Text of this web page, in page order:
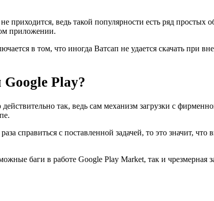
ведь такой популярности есть ряд простых
приложении.
в том, что иногда Ватсап не удается скачать при
Play?
так, ведь сам механизм загрузки с
справиться с поставленной задачей, то это значит,
баги в работе Google Play Market, так и чрезмерная